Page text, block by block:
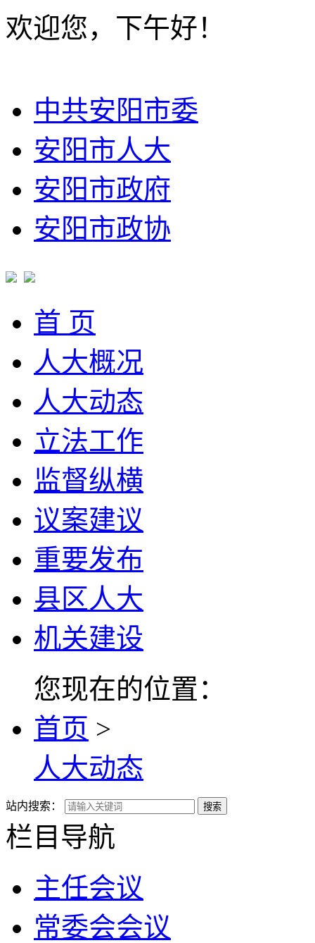
欢迎您，下午好！
中共安阳市委
安阳市人大
安阳市政府
安阳市政协
首 页
人大概况
人大动态
立法工作
监督纵横
议案建议
重要发布
县区人大
机关建设
您现在的位置：
首页 >
人大动态
站内搜索： 搜索
栏目导航
主任会议
常委会会议